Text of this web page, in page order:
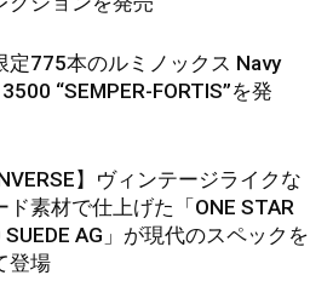
定775本のルミノックス Navy
“SEMPER-FORTIS”を発
】ヴィンテージライクな
ド素材で仕上げた「ONE STAR
SUEDE AG」が現代のスペックを
登場